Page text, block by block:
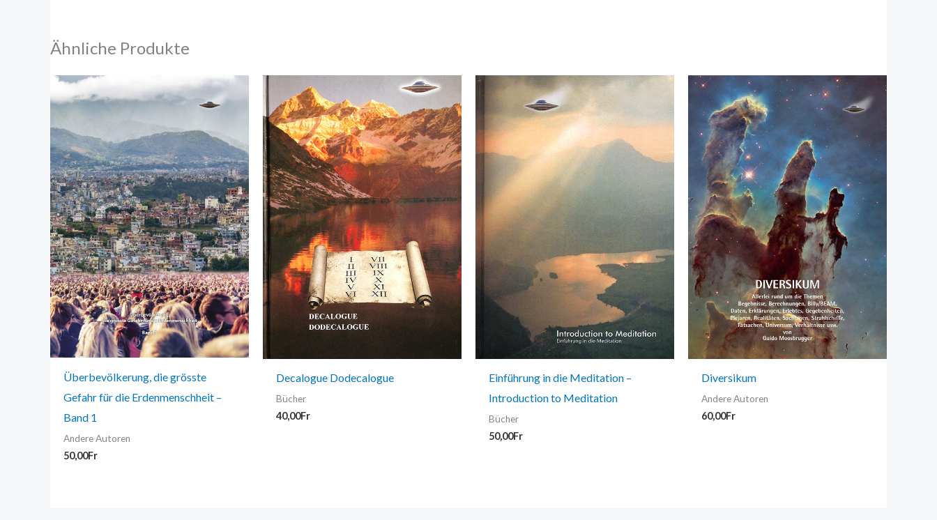
Ähnliche Produkte
Überbevölkerung, die grösste
Gefahr für die Erdenmenschheit –
Band 1
Andere Autoren
50,00Fr
Decalogue Dodecalogue
Bücher
40,00Fr
Einführung in die Meditation –
Introduction to Meditation
Bücher
50,00Fr
Diversikum
Andere Autoren
60,00Fr